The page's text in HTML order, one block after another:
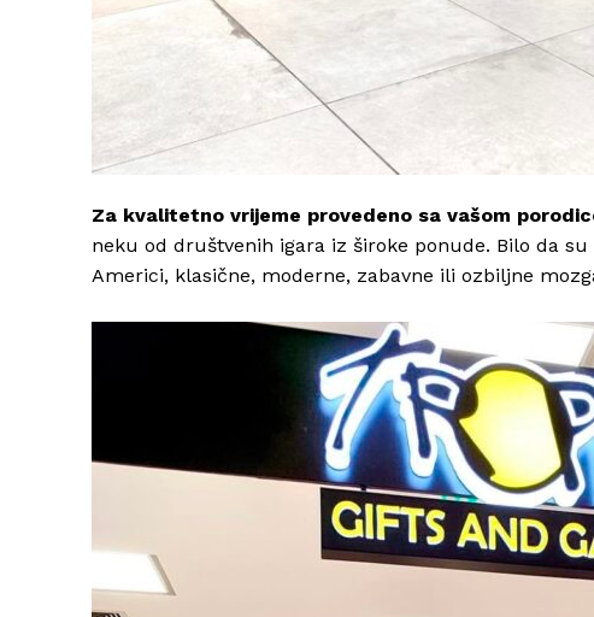
Za kvalitetno vrijeme provedeno sa vašom
neku od društvenih igara iz široke ponude. Bilo da
Americi, klasične, moderne, zabavne ili ozbiljne